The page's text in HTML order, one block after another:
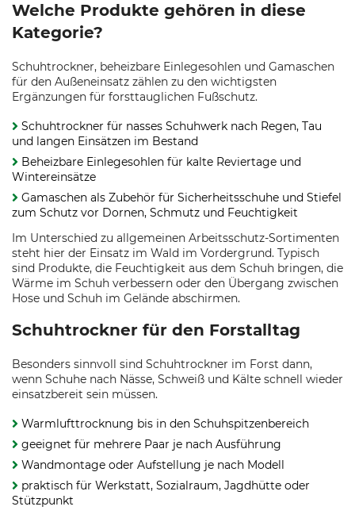
Welche Produkte gehören in diese
Kategorie?
Schuhtrockner, beheizbare Einlegesohlen und Gamaschen
für den Außeneinsatz zählen zu den wichtigsten
Ergänzungen für forsttauglichen Fußschutz.
Schuhtrockner für nasses Schuhwerk nach Regen, Tau
und langen Einsätzen im Bestand
Beheizbare Einlegesohlen für kalte Reviertage und
Wintereinsätze
Gamaschen als Zubehör für Sicherheitsschuhe und Stiefel
zum Schutz vor Dornen, Schmutz und Feuchtigkeit
Im Unterschied zu allgemeinen Arbeitsschutz-Sortimenten
steht hier der Einsatz im Wald im Vordergrund. Typisch
sind Produkte, die Feuchtigkeit aus dem Schuh bringen, die
Wärme im Schuh verbessern oder den Übergang zwischen
Hose und Schuh im Gelände abschirmen.
Schuhtrockner für den Forstalltag
Besonders sinnvoll sind Schuhtrockner im Forst dann,
wenn Schuhe nach Nässe, Schweiß und Kälte schnell wieder
einsatzbereit sein müssen.
Warmlufttrocknung bis in den Schuhspitzenbereich
geeignet für mehrere Paar je nach Ausführung
Wandmontage oder Aufstellung je nach Modell
praktisch für Werkstatt, Sozialraum, Jagdhütte oder
Stützpunkt